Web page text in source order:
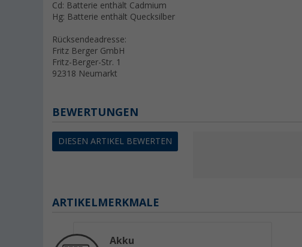
Cd: Batterie enthält Cadmium
Hg: Batterie enthält Quecksilber
Rücksendeadresse:
Fritz Berger GmbH
Fritz-Berger-Str. 1
92318 Neumarkt
BEWERTUNGEN
DIESEN ARTIKEL BEWERTEN
ARTIKELMERKMALE
Akku